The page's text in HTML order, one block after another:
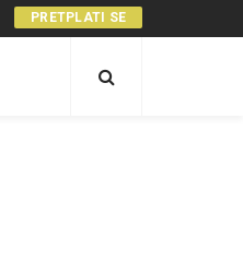
PRETPLATI SE